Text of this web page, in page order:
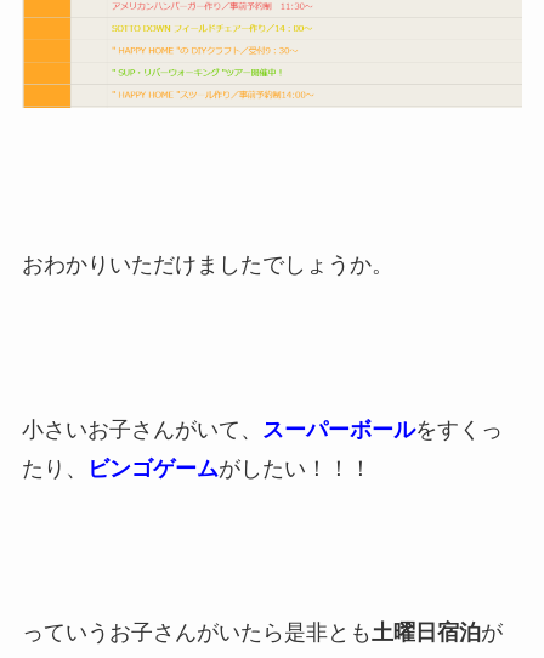
おわかりいただけましたでしょうか。
小さいお子さんがいて、 スーパーボールをすくっ
たり、
ビンゴゲームがしたい！！！
っていうお子さんがいたら是非とも土曜日宿泊が